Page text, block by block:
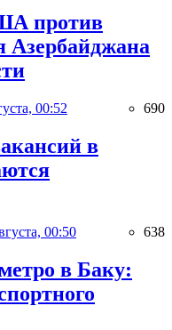
против
Азербайджана
00:52 690
в
00:50 638
в Баку: